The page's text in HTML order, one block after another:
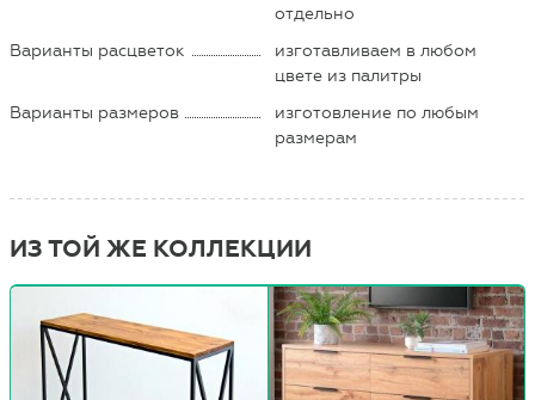
отдельно
Варианты расцветок
изготавливаем в любом
цвете из палитры
Варианты размеров
изготовление по любым
размерам
ИЗ ТОЙ ЖЕ КОЛЛЕКЦИИ